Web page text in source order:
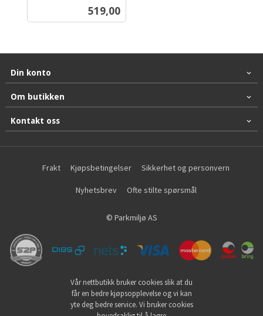
Pris
519,00
Din konto
Om butikken
Kontakt oss
Frakt Kjøpsbetingelser Sikkerhet og personvern
Nyhetsbrev Ofte stilte spørsmål
© Parkmiljø AS
Vår nettbutikk bruker cookies slik at du
får en bedre kjøpsopplevelse og vi kan
yte deg bedre service. Vi bruker cookies